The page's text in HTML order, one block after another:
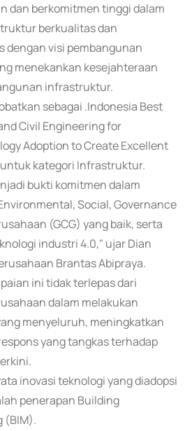
dan berkomitmen tinggi dalam
berkualitas dan
dengan visi pembangunan
menekankan kesejahteraan
infrastruktur.
sebagai .Indonesia Best
Civil Engineering for
Adoption to Create Excellent
kategori Infrastruktur.
bukti komitmen dalam
Social, Governance
(GCG) yang baik, serta
industri 4.0," ujar Dian
Brantas Abipraya.
ini tidak terlepas dari
dalam melakukan
menyeluruh, meningkatkan
yang tangkas terhadap
inovasi teknologi yang diadopsi
penerapan Building
(BIM).